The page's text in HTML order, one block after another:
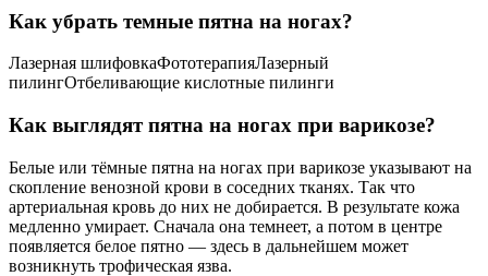
Как убрать темные пятна на ногах?
Лазерная шлифовкаФототерапияЛазерный
пилингОтбеливающие кислотные пилинги
Как выглядят пятна на ногах при варикозе?
Белые или тёмные пятна на ногах при варикозе указывают на
скопление венозной крови в соседних тканях. Так что
артериальная кровь до них не добирается. В результате кожа
медленно умирает. Сначала она темнеет, а потом в центре
появляется белое пятно — здесь в дальнейшем может
возникнуть трофическая язва.